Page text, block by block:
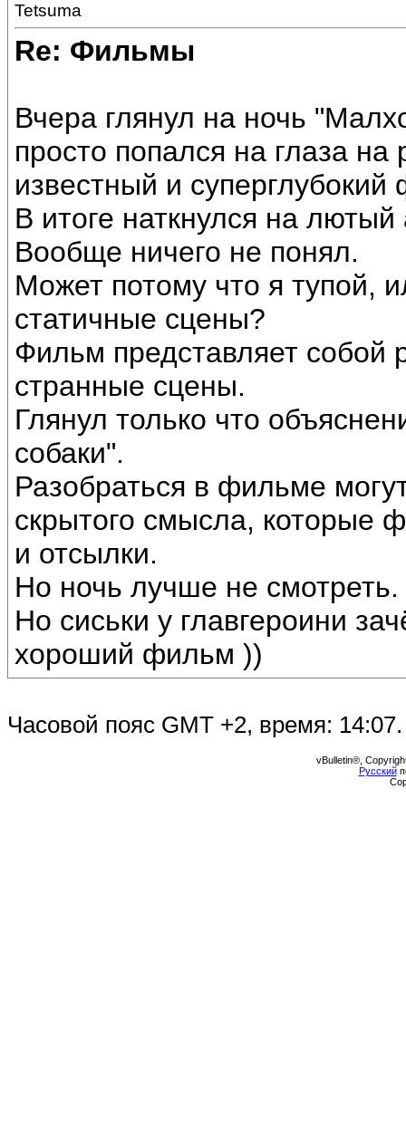
Tetsuma
Re: Фильмы
Вчера глянул на ночь
просто попался на глаза
известный и
В итоге наткнулся на лютый
Вообще ничего не понял.
Может потому что я тупой,
статичные сцены?
Фильм представляет
странные сцены.
Глянул только что
собаки".
Разобраться в фильме
скрытого смысла, которые
и отсылки.
Но ночь лучше не смотреть.
Но сиськи у главгероини
хороший фильм ))
Часовой пояс GMT +2, время: 14:07.
vBulletin®,
Русский